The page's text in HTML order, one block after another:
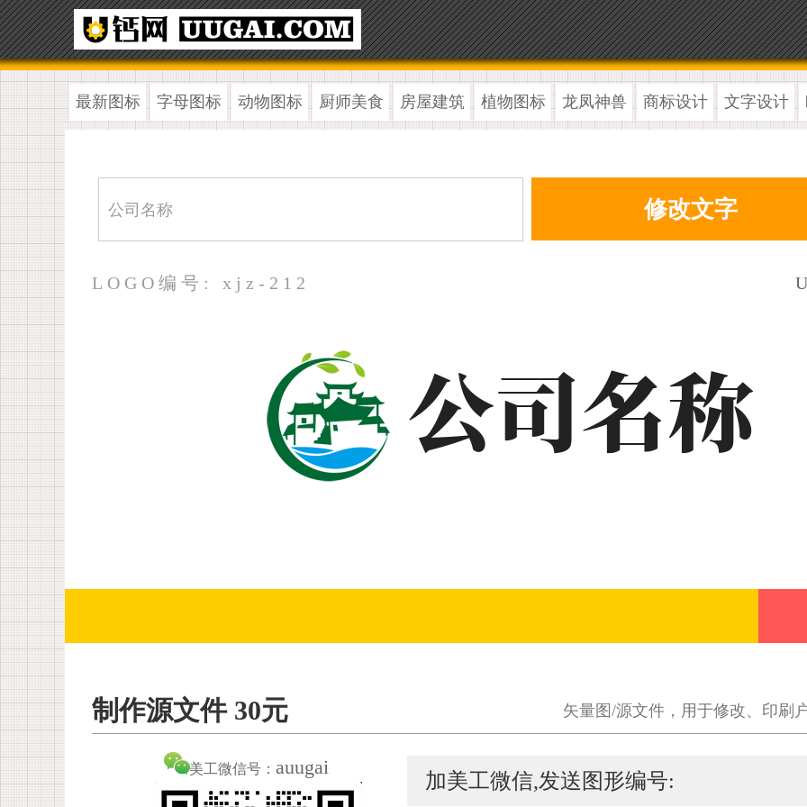
最新图标 字母图标 动物图标 厨师美食 房屋建筑 植物图标 龙凤神兽 商标设计 文字设计
LOGO编号: xjz-212
制作源文件 30元 矢量图/源文件，用于修改、印刷
美工微信号： auugai
加美工微信,发送图形编号: